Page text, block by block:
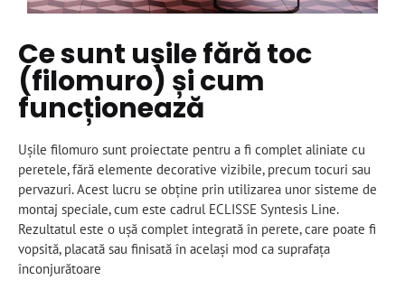
Ce sunt ușile fără toc
(filomuro) și cum
funcționează
Ușile filomuro sunt proiectate pentru a fi complet aliniate cu
peretele, fără elemente decorative vizibile, precum tocuri sau
pervazuri. Acest lucru se obține prin utilizarea unor sisteme de
montaj speciale, cum este cadrul ECLISSE Syntesis Line.
Rezultatul este o ușă complet integrată în perete, care poate fi
vopsită, placată sau finisată în același mod ca suprafața
înconjurătoare